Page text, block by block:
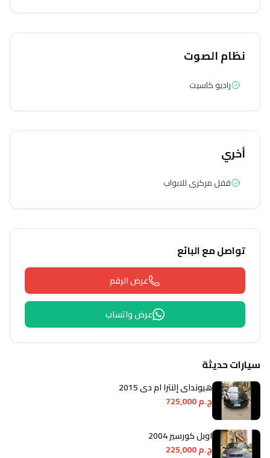
نظام الصوت
راديو كاسيت
أخري
قفل مركزى للابواب
تواصل مع البائع
عرض الرقم
عرض واتساب
سيارات حديثة
هيونداي إلنترا ام دى 2015
ج.م 725,000
اوبل كورسير 2004
ج.م 225,000